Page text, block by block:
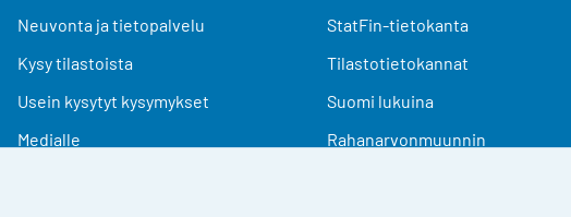
Neuvonta ja tietopalvelu
Kysy tilastoista
Usein kysytyt kysymykset
Medialle
StatFin-tietokanta
Tilastotietokannat
Suomi lukuina
Rahanarvonmuunnin